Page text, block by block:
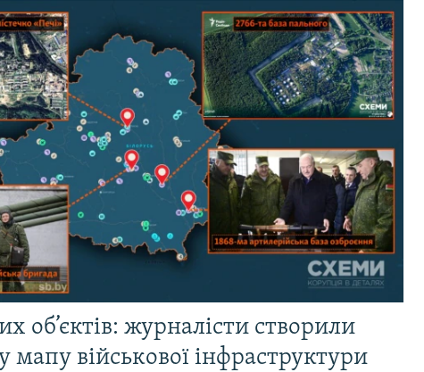
об’єктів: журналісти створили
мапу військової інфраструктури